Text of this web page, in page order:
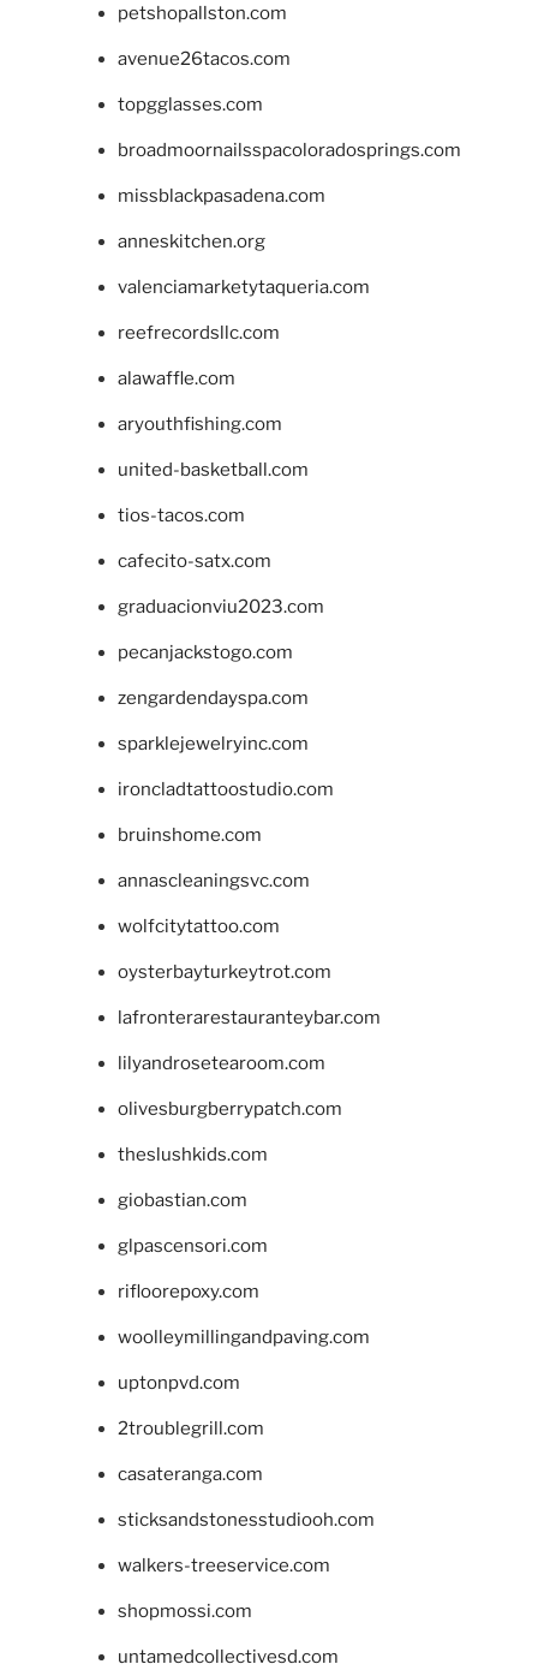
petshopallston.com
avenue26tacos.com
topgglasses.com
broadmoornailsspacoloradosprings.com
missblackpasadena.com
anneskitchen.org
valenciamarketytaqueria.com
reefrecordsllc.com
alawaffle.com
aryouthfishing.com
united-basketball.com
tios-tacos.com
cafecito-satx.com
graduacionviu2023.com
pecanjackstogo.com
zengardendayspa.com
sparklejewelryinc.com
ironcladtattoostudio.com
bruinshome.com
annascleaningsvc.com
wolfcitytattoo.com
oysterbayturkeytrot.com
lafronterarestauranteybar.com
lilyandrosetearoom.com
olivesburgberrypatch.com
theslushkids.com
giobastian.com
glpascensori.com
rifloorepoxy.com
woolleymillingandpaving.com
uptonpvd.com
2troublegrill.com
casateranga.com
sticksandstonesstudiooh.com
walkers-treeservice.com
shopmossi.com
untamedcollectivesd.com